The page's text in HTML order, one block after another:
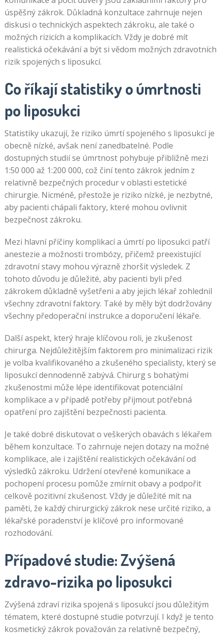
úspěšný zákrok. Důkladná konzultace zahrnuje nejen
diskusi o technických aspektech zákroku, ale také o
možných rizicích a komplikacích. Vždy je dobré mít
realistická očekávání a být si vědom možných zdravotních
rizik spojených s liposukcí.
Co říkají statistiky o úmrtnosti
po liposukci
Statistiky ukazují, že riziko úmrtí spojeného s liposukcí je
obecně nízké, avšak není zanedbatelné. Podle
dostupných studií se úmrtnost pohybuje přibližně mezi
1:50 000 až 1:200 000, což činí tento zákrok jedním z
relativně bezpečných procedur v oblasti estetické
chirurgie. Nicméně, přestože je riziko nízké, je nezbytné,
aby pacienti chápali faktory, které mohou ovlivnit
bezpečnost zákroku.
Mezi hlavní příčiny komplikací a úmrtí po liposukci patří
anestezie a možnosti trombózy, přičemž preexistující
zdravotní stavy mohou výrazně zhoršit výsledek. Z
tohoto důvodu je důležité, aby pacienti byli před
zákrokem důkladně vyšetřeni a aby jejich lékař zohlednil
všechny zdravotní faktory. Také by měly být dodržovány
všechny předoperační instrukce a doporučení lékaře.
Další aspekt, který hraje klíčovou roli, je zkušenost
chirurga. Nejdůležitějším faktorem pro minimalizaci rizik
je volba kvalifikovaného a zkušeného specialisty, který se
liposukcí dennodenně zabývá. Chirurg s bohatými
zkušenostmi může lépe identifikovat potenciální
komplikace a v případě potřeby přijmout potřebná
opatření pro zajištění bezpečnosti pacienta.
Je také dobré diskutovat o veškerých obavách s lékařem
během konzultace. To zahrnuje nejen dotazy na možné
komplikace, ale i zajištění realistických očekávání od
výsledků zákroku. Udržení otevřené komunikace a
pochopení procesu pomůže zmírnit obavy a podpořit
celkově pozitivní zkušenost. Vždy je důležité mít na
paměti, že každý chirurgický zákrok nese určité riziko, a
lékařské poradenství je klíčové pro informované
rozhodování.
Případové studie: Zvýšená
zdravo-rizika po liposukci
Zvýšená zdraví rizika spojená s liposukcí jsou důležitým
tématem, které dostupné studie potvrzují. I když je tento
kosmetický zákrok považován za relativně bezpečný,